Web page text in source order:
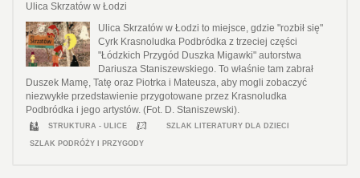
Ulica Skrzatów w Łodzi
Ulica Skrzatów w Łodzi to miejsce, gdzie "rozbił się"
Cyrk Krasnoludka Podbródka z trzeciej części
"Łódzkich Przygód Duszka Migawki" autorstwa
Dariusza Staniszewskiego. To właśnie tam zabrał
Duszek Mamę, Tatę oraz Piotrka i Mateusza, aby mogli zobaczyć
niezwykłe przedstawienie przygotowane przez Krasnoludka
Podbródka i jego artystów. (Fot. D. Staniszewski).
STRUKTURA - ULICE SZLAK LITERATURY DLA DZIECI
SZLAK PODRÓŻY I PRZYGODY